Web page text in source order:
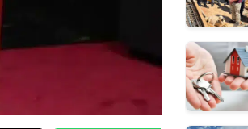
Diyarbakır